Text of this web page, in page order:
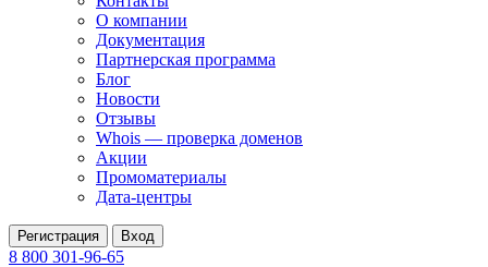
О компании
Документация
Партнерская программа
Блог
Новости
Отзывы
Whois — проверка доменов
Акции
Промоматериалы
Дата-центры
Регистрация Вход
8 800 301-96-65